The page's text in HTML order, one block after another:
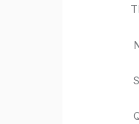
THB –
NZD –
SAR –
QAR –